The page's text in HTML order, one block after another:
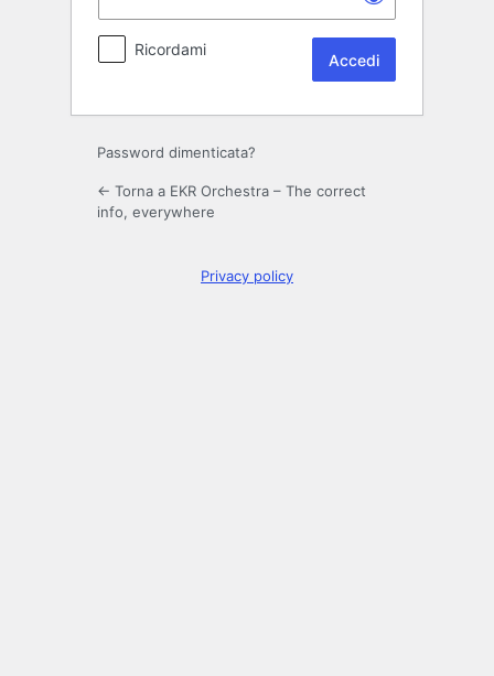
Ricordami
Password dimenticata?
← Torna a EKR Orchestra – The correct
info, everywhere
Privacy policy